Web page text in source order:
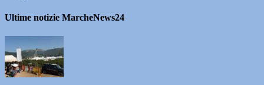
Ultime notizie MarcheNews24